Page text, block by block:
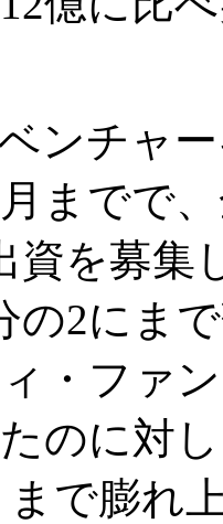
ンチャ
までで
資を募集
の2にま
・ファ
のに対
で膨れ